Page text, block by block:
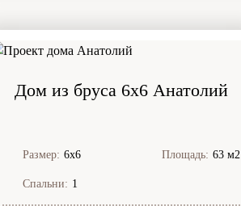
Дом из бруса 6x6 Анатолий
Размер: 6х6 Площадь: 63 м2
Спальни: 1